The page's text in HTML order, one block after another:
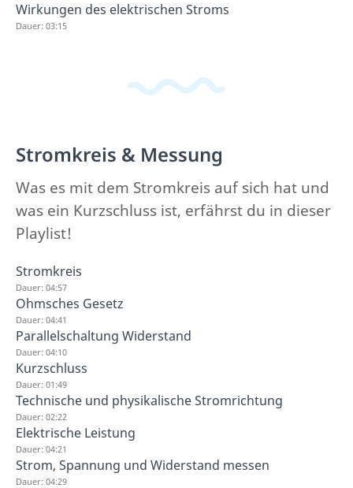
Wirkungen des elektrischen Stroms
Dauer: 03:15
Stromkreis & Messung
Was es mit dem Stromkreis auf sich hat und
was ein Kurzschluss ist, erfährst du in dieser
Playlist!
Stromkreis
Dauer: 04:57
Ohmsches Gesetz
Dauer: 04:41
Parallelschaltung Widerstand
Dauer: 04:10
Kurzschluss
Dauer: 01:49
Technische und physikalische Stromrichtung
Dauer: 02:22
Elektrische Leistung
Dauer: 04:21
Strom, Spannung und Widerstand messen
Dauer: 04:29